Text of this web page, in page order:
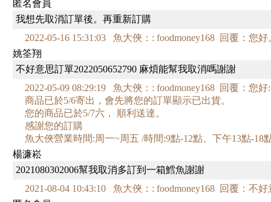
匿名會員
我想先取消訂單後。再重新訂購
2022-05-16 15:31:03 魚大俠：: foodmoney168 回覆：您
姚筌翔
不好意思訂單2022050652790 麻煩能幫我取消嗎謝謝
2022-05-09 08:29:19 魚大俠：: foodmoney168 回覆：您
商品已於5/6寄出，會先將您的訂單顯示已出貨。
您的商品已於5/7六， 順利送達。
感謝您的訂購
魚大俠營業時間:周一~周五 /時間:9點-12點、下午13點-18
楊濂崧
2021080302006幫我取消多訂到一箱鱈魚謝謝
2021-08-04 10:43:10 魚大俠：: foodmoney168 回覆：不